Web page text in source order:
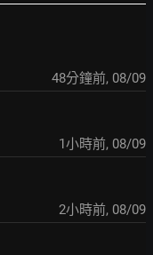
48分鐘前, 08/09
1小時前, 08/09
2小時前, 08/09